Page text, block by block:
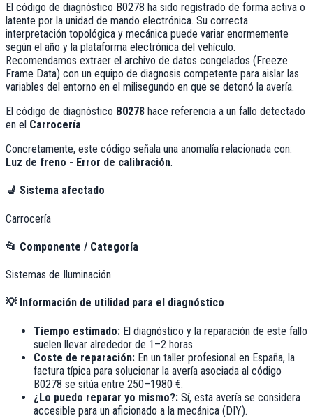
El código de diagnóstico B0278 ha sido registrado de forma activa o
latente por la unidad de mando electrónica. Su correcta
interpretación topológica y mecánica puede variar enormemente
según el año y la plataforma electrónica del vehículo.
Recomendamos extraer el archivo de datos congelados (Freeze
Frame Data) con un equipo de diagnosis competente para aislar las
variables del entorno en el milisegundo en que se detonó la avería.
El código de diagnóstico B0278 hace referencia a un fallo detectado
en el Carrocería.
Concretamente, este código señala una anomalía relacionada con:
Luz de freno - Error de calibración.
💺 Sistema afectado
Carrocería
📂 Componente / Categoría
Sistemas de Iluminación
💡Información de utilidad para el diagnóstico
Tiempo estimado: El diagnóstico y la reparación de este fallo
suelen llevar alrededor de 1–2 horas.
Coste de reparación: En un taller profesional en España, la
factura típica para solucionar la avería asociada al código
B0278 se sitúa entre 250–1980 €.
¿Lo puedo reparar yo mismo?: Sí, esta avería se considera
accesible para un aficionado a la mecánica (DIY).